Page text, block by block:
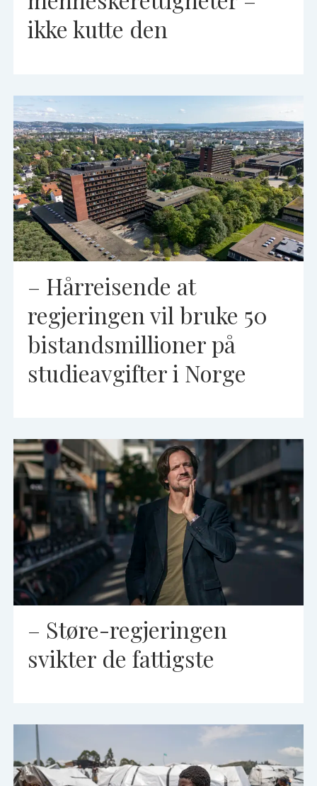
ikke kutte den
– Hårreisende at
regjeringen vil bruke 50
bistandsmillioner på
studieavgifter i Norge
– Støre-regjeringen
svikter de fattigste